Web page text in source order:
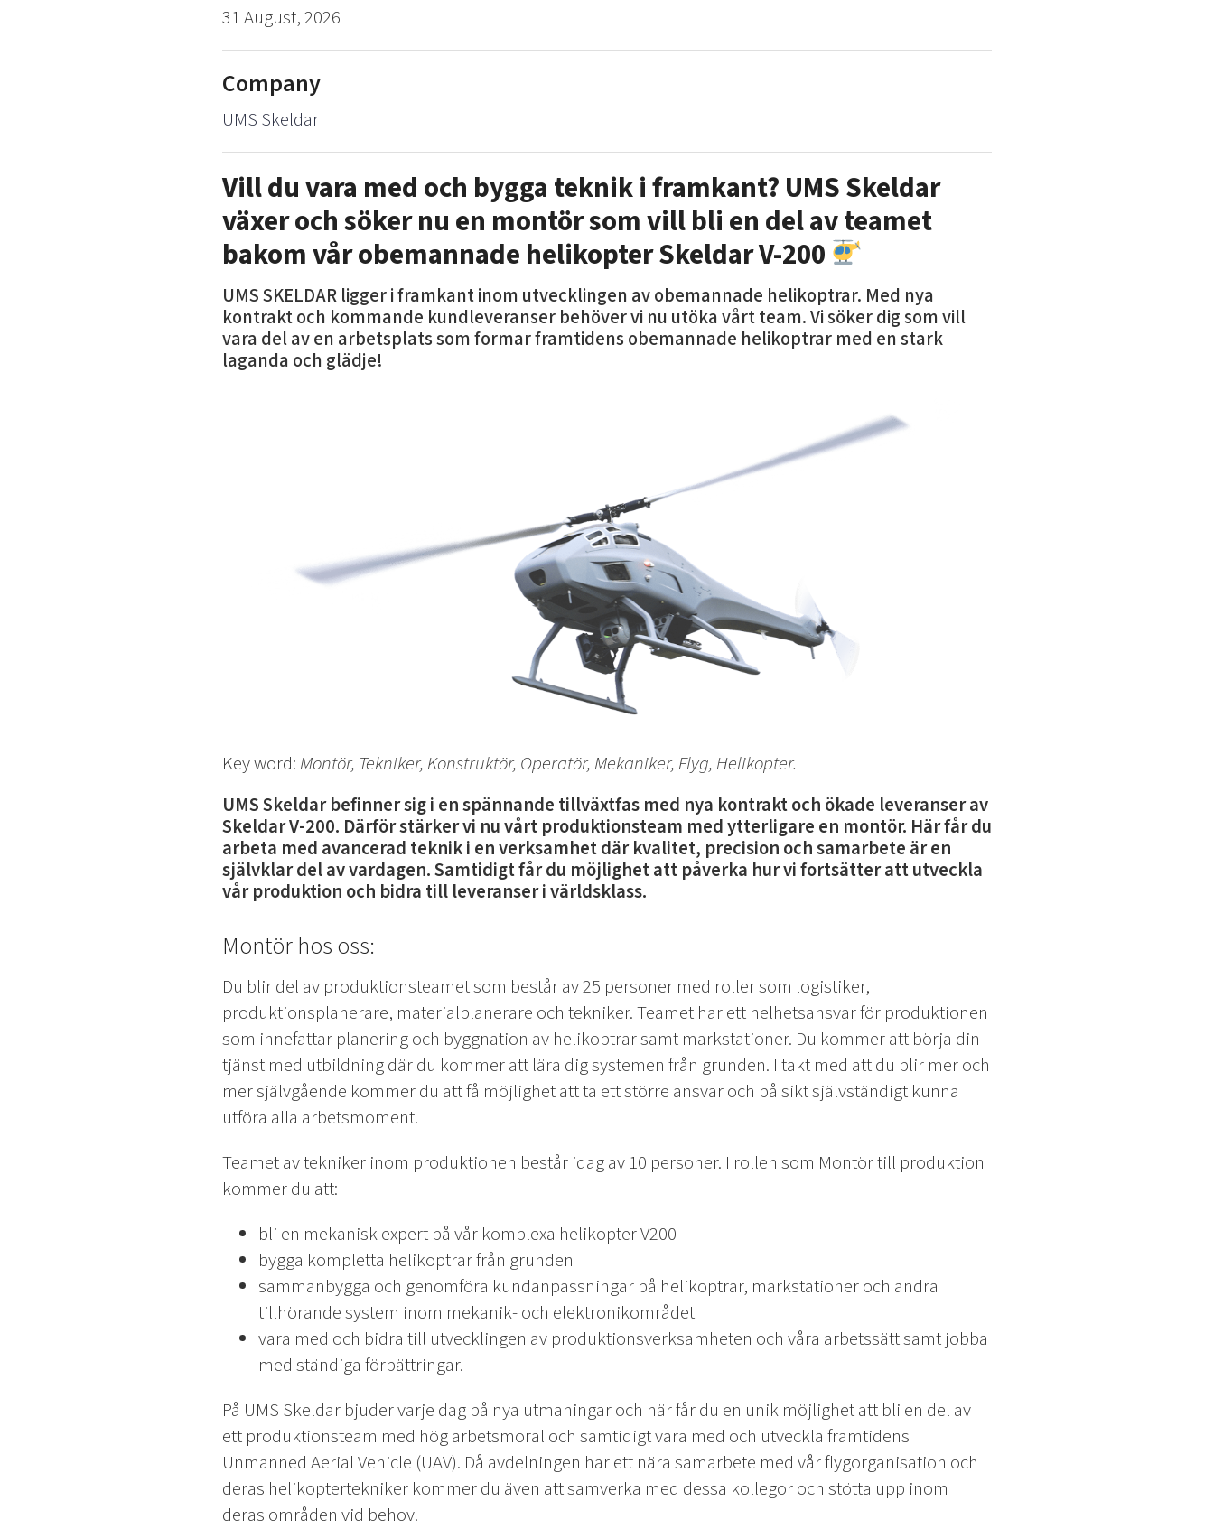
31 August, 2026
Company
UMS Skeldar
Vill du vara med och bygga teknik i framkant? UMS Skeldar
växer och söker nu en montör som vill bli en del av teamet
bakom vår obemannade helikopter Skeldar V-200
UMS SKELDAR ligger i framkant inom utvecklingen av obemannade helikoptrar. Med nya
kontrakt och kommande kundleveranser behöver vi nu utöka vårt team. Vi söker dig som vill
vara del av en arbetsplats som formar framtidens obemannade helikoptrar med en stark
laganda och glädje!
Key word: Montör, Tekniker, Konstruktör, Operatör, Mekaniker, Flyg, Helikopter.
UMS Skeldar befinner sig i en spännande tillväxtfas med nya kontrakt och ökade leveranser av
Skeldar V-200. Därför stärker vi nu vårt produktionsteam med ytterligare en montör. Här får du
arbeta med avancerad teknik i en verksamhet där kvalitet, precision och samarbete är en
självklar del av vardagen. Samtidigt får du möjlighet att påverka hur vi fortsätter att utveckla
vår produktion och bidra till leveranser i världsklass.
Montör hos oss:
Du blir del av produktionsteamet som består av 25 personer med roller som logistiker,
produktionsplanerare, materialplanerare och tekniker. Teamet har ett helhetsansvar för produktionen
som innefattar planering och byggnation av helikoptrar samt markstationer. Du kommer att börja din
tjänst med utbildning där du kommer att lära dig systemen från grunden. I takt med att du blir mer och
mer självgående kommer du att få möjlighet att ta ett större ansvar och på sikt självständigt kunna
utföra alla arbetsmoment.
Teamet av tekniker inom produktionen består idag av 10 personer. I rollen som Montör till produktion
kommer du att:
bli en mekanisk expert på vår komplexa helikopter V200
bygga kompletta helikoptrar från grunden
sammanbygga och genomföra kundanpassningar på helikoptrar, markstationer och andra
tillhörande system inom mekanik- och elektronikområdet
vara med och bidra till utvecklingen av produktionsverksamheten och våra arbetssätt samt jobba
med ständiga förbättringar.
På UMS Skeldar bjuder varje dag på nya utmaningar och här får du en unik möjlighet att bli en del av
ett produktionsteam med hög arbetsmoral och samtidigt vara med och utveckla framtidens
Unmanned Aerial Vehicle (UAV). Då avdelningen har ett nära samarbete med vår flygorganisation och
deras helikoptertekniker kommer du även att samverka med dessa kollegor och stötta upp inom
deras områden vid behov.